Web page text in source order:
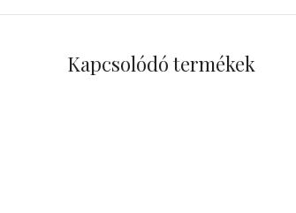
Kapcsolódó termékek